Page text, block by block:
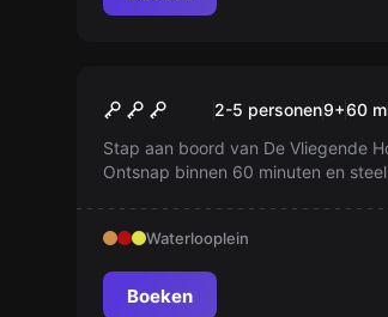
The Flying2-5 personen9+60
Stap aan boord van De Vliegende
Ontsnap binnen 60 minuten en
levende doden?
Waterlooplein
Boeken